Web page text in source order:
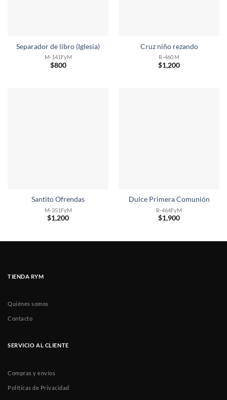
Separador de libro (Iglesia)
M-141FyM
$800
Cruz niño rezando
R-460 M
$1,200
Santito Ofrendas
M-351FyM
$1,200
Dulce Primera Comunión
R-464FyM
$1,900
TIENDA RYM
Quiénes somos
Contacto
SERVICIO AL CLIENTE
Compras y envíos
Políticas de Privacidad